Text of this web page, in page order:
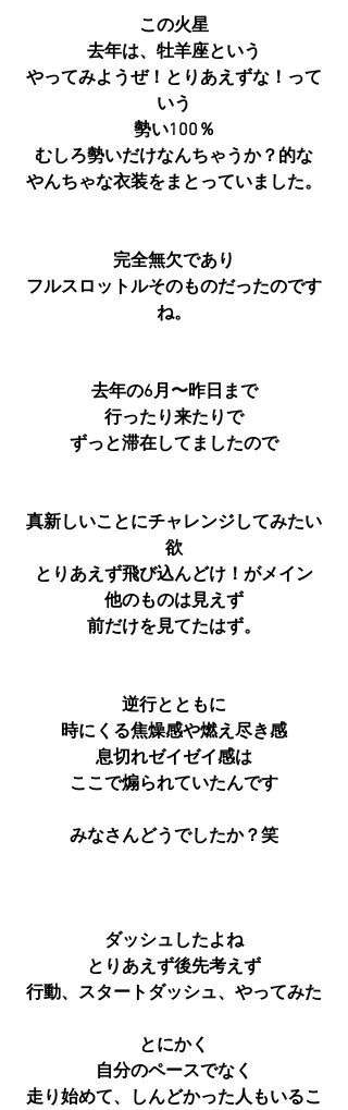
この火星
去年は、牡羊座という
やってみようぜ！とりあえずな！って
いう
勢い100％
むしろ勢いだけなんちゃうか？的な
やんちゃな衣装をまとっていました。
完全無欠であり
フルスロットルそのものだったのです
ね。
去年の6月〜昨日まで
行ったり来たりで
ずっと滞在してましたので
真新しいことにチャレンジしてみたい
欲
とりあえず飛び込んどけ！がメイン
他のものは見えず
前だけを見てたはず。
逆行とともに
時にくる焦燥感や燃え尽き感
息切れゼイゼイ感は
ここで煽られていたんです
みなさんどうでしたか？笑
ダッシュしたよね
とりあえず後先考えず
行動、スタートダッシュ、やってみた
とにかく
自分のペースでなく
走り始めて、しんどかった人もいるこ